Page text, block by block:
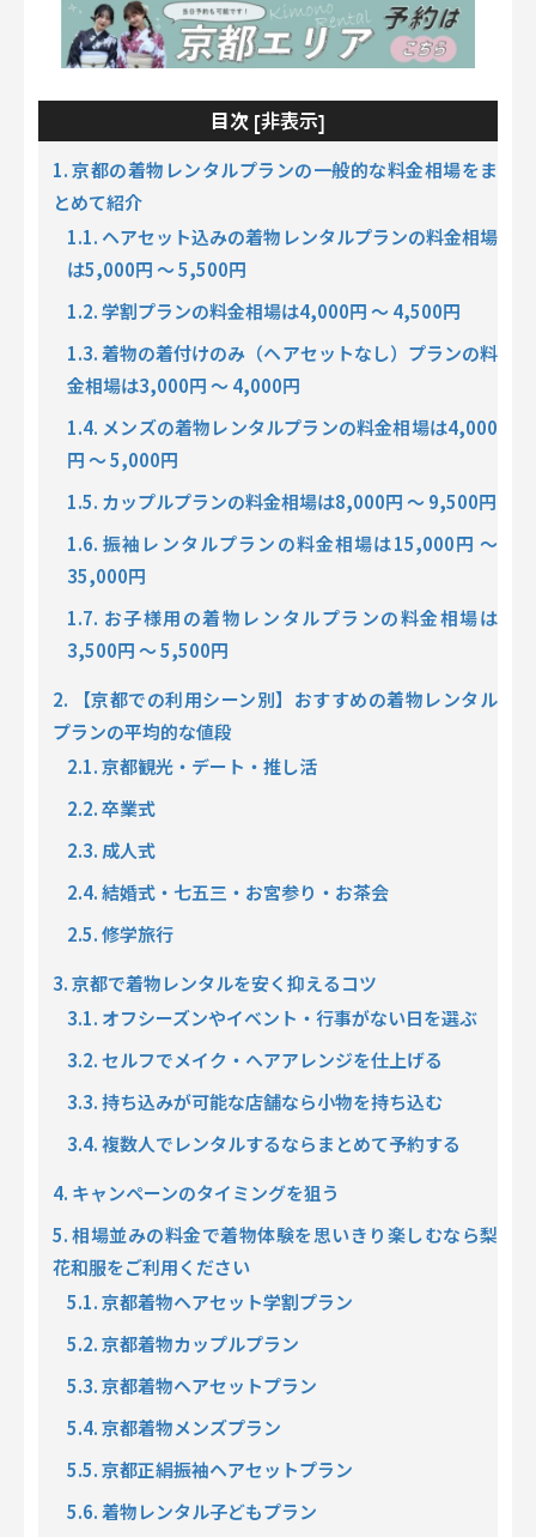
目次 [非表示]
1.京都の着物レンタルプランの一般的な料金相場をま
とめて紹介
1.1. ヘアセット込みの着物レンタルプランの料金相場
は5,000円 〜 5,500円
1.2.学割プランの料金相場は4,000円 〜 4,500円
1.3.着物の着付けのみ（ヘアセットなし）プランの料
金相場は3,000円 〜 4,000円
1.4. メンズの着物レンタルプランの料金相場は4,000
円 〜 5,000円
1.5. カップルプランの料金相場は8,000円 〜 9,500円
1.6.振袖レンタルプランの料金相場は15,000円 〜
35,000円
1.7. お子様用の着物レンタルプランの料金相場は
3,500円 〜 5,500円
2. 【京都での利用シーン別】おすすめの着物レンタル
プランの平均的な値段
2.1.京都観光・デート・推し活
2.2. 卒業式
2.3. 成人式
2.4. 結婚式・七五三・お宮参り・お茶会
2.5. 修学旅行
3.京都で着物レンタルを安く抑えるコツ
3.1. オフシーズンやイベント・行事がない日を選ぶ
3.2. セルフでメイク・ヘアアレンジを仕上げる
3.3. 持ち込みが可能な店舗なら小物を持ち込む
3.4. 複数人でレンタルするならまとめて予約する
4. キャンペーンのタイミングを狙う
5. 相場並みの料金で着物体験を思いきり楽しむなら梨
花和服をご利用ください
5.1. 京都着物ヘアセット学割プラン
5.2. 京都着物カップルプラン
5.3. 京都着物ヘアセットプラン
5.4. 京都着物メンズプラン
5.5. 京都正絹振袖ヘアセットプラン
5.6. 着物レンタル子どもプラン